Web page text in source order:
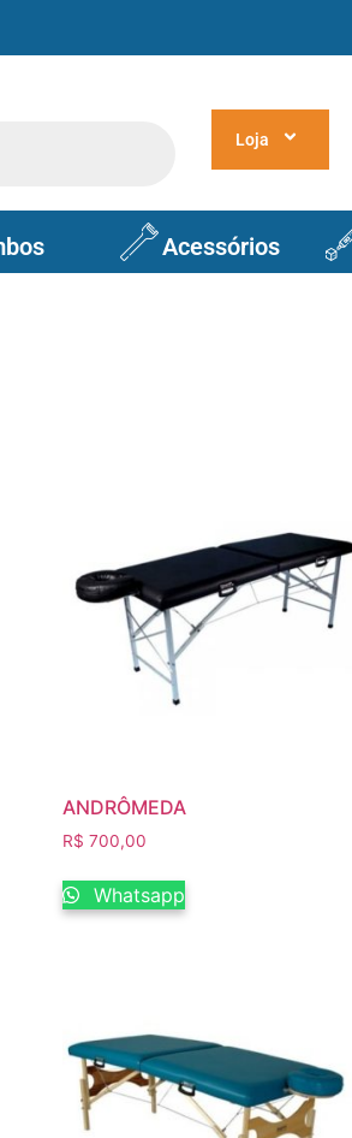
Loja
Acessórios
ANDRÔMEDA
R$ 700,00
Whatsapp